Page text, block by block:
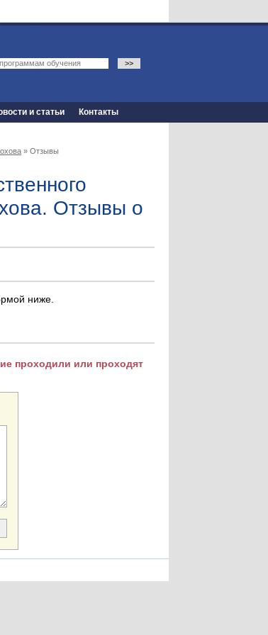
и статьи Контакты
» Отзывы
Отзывы о
ниже.
проходили или проходят